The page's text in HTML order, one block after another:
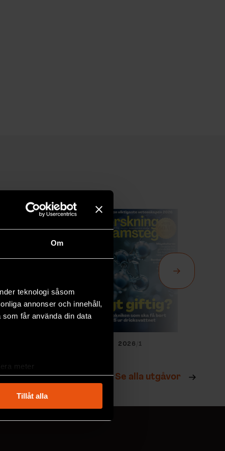
Om
teknologi såsom
annonser och innehåll,
får använda din data
meter
. Du kan ändra
Tillåt alla
2026/1
Se alla utgåvor